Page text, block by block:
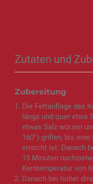
Zutaten und
Zubereitung
Die Fettauflage des
längs und quer etwa
etwas Salz würzen
160°) grillen, bis
erreicht ist. Danach
15 Minuten
Kerntemperatur von
Danach bei hoher